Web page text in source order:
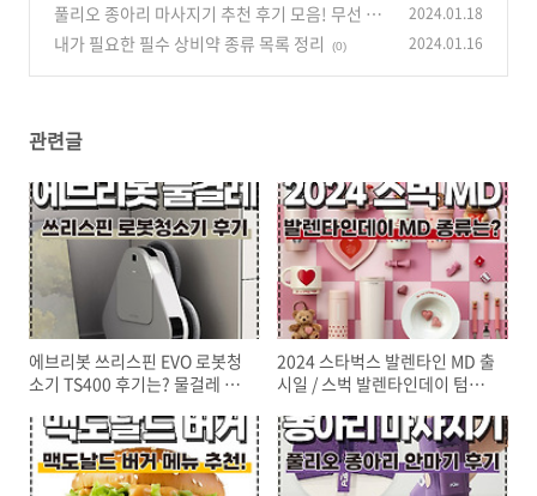
풀리오 종아리 마사지기 추천 후기 모음! 무선 온
열 공기압 강도조절 다리 안마기 (0)
2024.01.18
내가 필요한 필수 상비약 종류 목록 정리 (0) 2024.01.16
관련글
에브리봇 쓰리스핀 EVO 로봇청
소기 TS400 후기는? 물걸레 로
2024 스타벅스 발렌타인 MD 출
시일 / 스벅 발렌타인데이 텀블